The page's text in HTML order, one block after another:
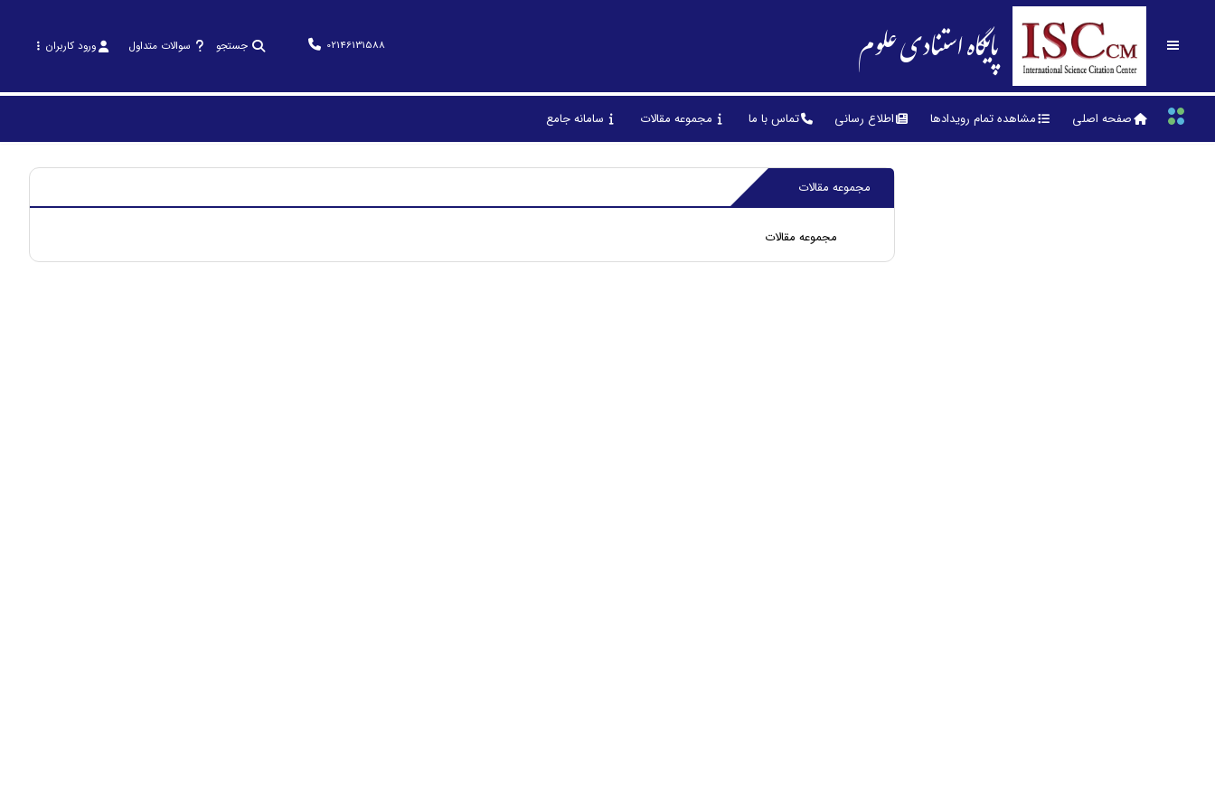
پایگاه استنادی علوم 02146131588 جستجو سوالات متداول ورود کاربران
صفحه اصلی مشاهده تمام رویدادها اطلاع رسانی تماس با ما مجموعه مقالات سامانه جامع
مجموعه مقالات
مجموعه مقالات